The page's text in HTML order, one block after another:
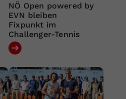
NÖ Open powered by
EVN bleiben
Fixpunkt im
Challenger-Tennis